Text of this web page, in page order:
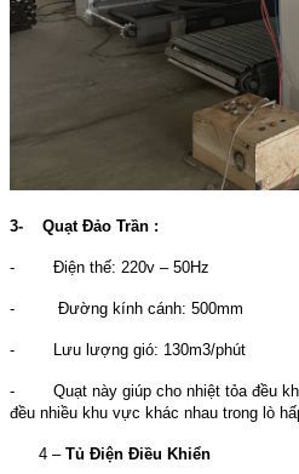
3- Quạt Đảo Trần :
- Điện thế: 220v – 50Hz
- Đường kính cánh: 500mm
- Lưu lượng gió: 130m3/phút
- Quạt này giúp cho nhiệt tỏa đều
đều nhiều khu vực khác nhau trong lò
4 – Tủ Điện Điều Khiển